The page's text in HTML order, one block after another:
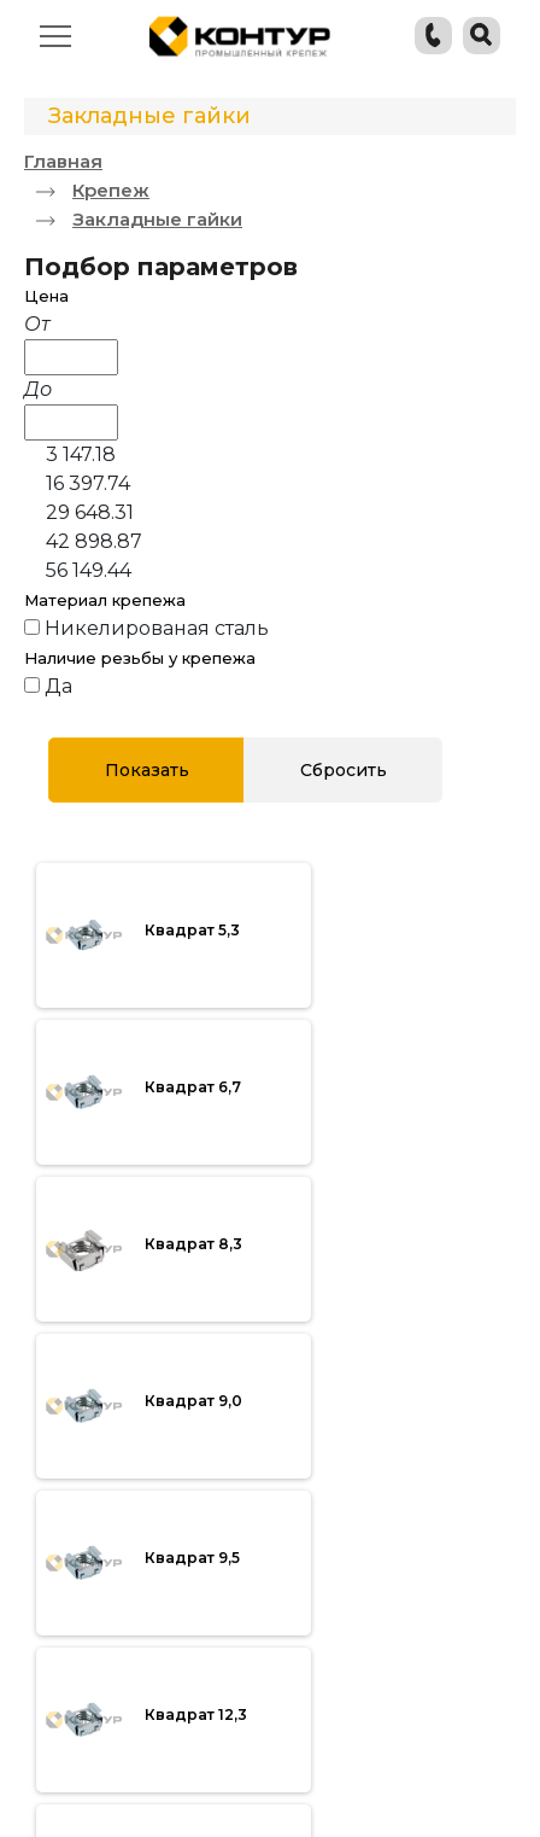
Закладные гайки
Главная
Крепеж
Закладные гайки
Подбор параметров
Цена
От
До
3 147.18
16 397.74
29 648.31
42 898.87
56 149.44
Материал крепежа
Никелированая сталь
Наличие резьбы у крепежа
Да
Квадрат 5,3
Квадрат 6,7
Квадрат 8,3
Квадрат 9,0
Квадрат 9,5
Квадрат 12,3